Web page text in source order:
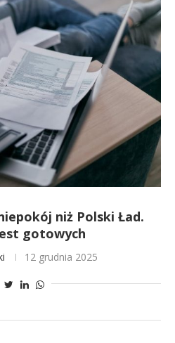
niż Polski Ład.
gotowych
12 grudnia 2025